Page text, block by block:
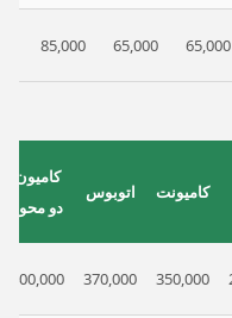
65,000
65,000
85,000
کامیونت اتوبوس
کامیون
دو محور
350,000
370,000
400,000